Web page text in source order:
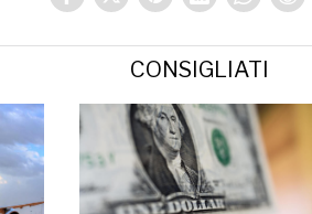
CONSIGLIATI